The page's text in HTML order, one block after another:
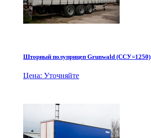
Шторный полуприцеп Grunwald (ССУ=1250)
Цена: Уточняйте